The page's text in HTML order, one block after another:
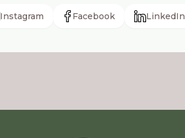
Instagram Facebook LinkedIn